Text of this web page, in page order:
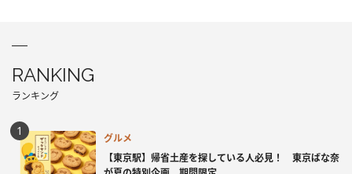
RANKING
ランキング
グルメ
【東京駅】帰省土産を探している人必見！ 東京ばな奈